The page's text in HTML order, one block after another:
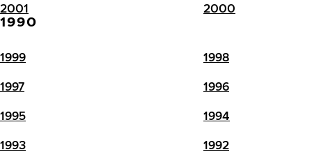
2001 2000
1990
1999 1998
1997 1996
1995 1994
1993 1992